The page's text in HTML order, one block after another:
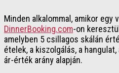
Minden alkalommal, amikor egy
DinnerBooking.com-on
amelyben 5 csillagos skálán
ételek, a kiszolgálás, a
ár-érték arány alapján.